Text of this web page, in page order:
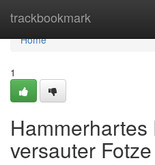
trackbookmark
Home
Home
1
versauter Fotze